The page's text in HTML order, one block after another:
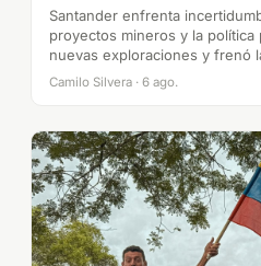
Santander enfrenta
proyectos mineros y la
nuevas exploraciones y frenó
Camilo Silvera · 6 ago.